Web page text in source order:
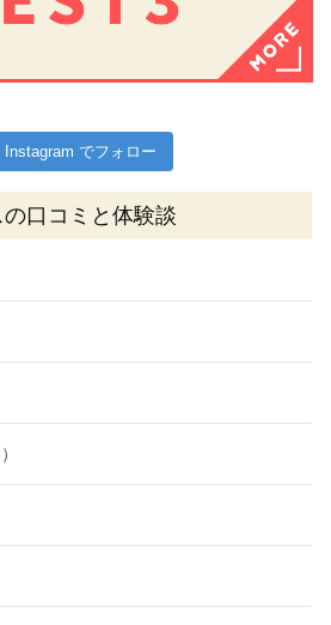
Instagram でフォロー
口コミと体験談